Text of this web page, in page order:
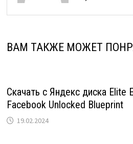
ВАМ ТАКЖЕ МОЖЕТ
Скачать с Яндекс диска Elite
Facebook Unlocked Blueprint
19.02.2024